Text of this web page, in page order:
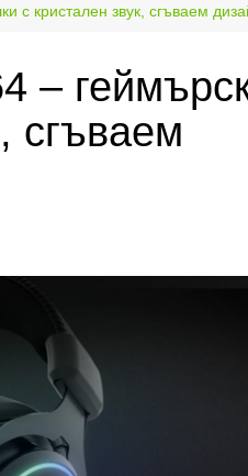
СТАТИИ
Помощна информация
UFO
Контакти
с кристален звук, сгъваем
–
сгъваем